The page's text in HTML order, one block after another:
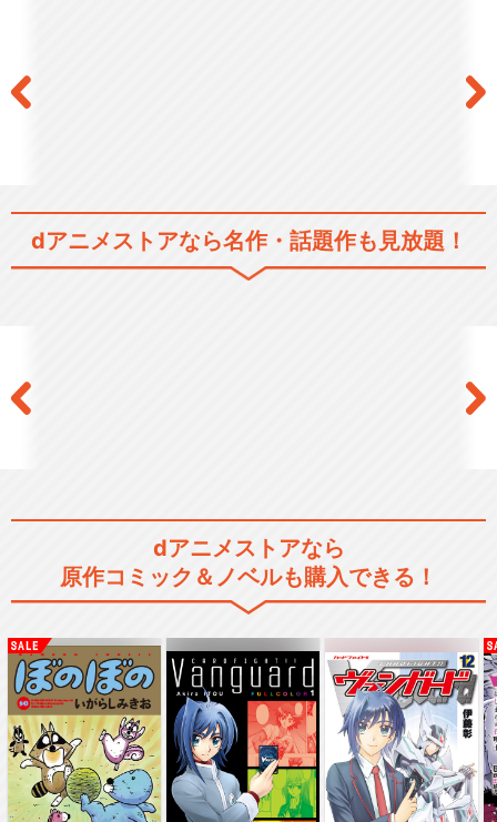
ゼロの使い魔F
dアニメストアなら名作・話題作も見放題！
dアニメストアなら
原作コミック＆ノベルも購入できる！